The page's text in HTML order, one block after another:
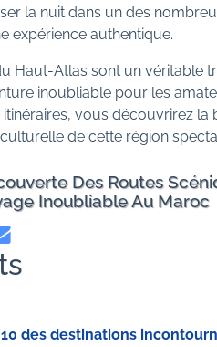
la nuit dans un des
expérience authentique.
Haut-Atlas sont un véritable
inoubliable pour les
vous découvrirez la
de cette région
Des Routes
Inoubliable Au Maroc
10 des destinations